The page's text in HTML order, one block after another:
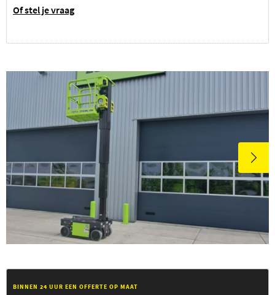
Of stel je vraag
BINNEN 24 UUR EEN OFFERTE OP MAAT